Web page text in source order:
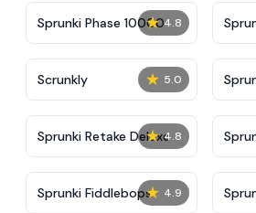
★ 4.8
Sprunki Phase 10000
★ 5.0
Scrunkly
★ 4.8
Sprunki Retake Deluxe
★ 4.9
Sprunki Fiddlebops